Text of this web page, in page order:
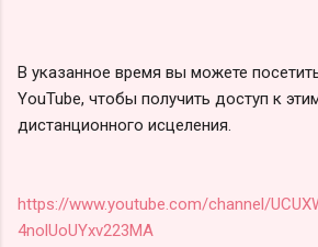
В указанное время вы можете
YouTube, чтобы получить доступ к
дистанционного исцеления.
https://www.youtube.com/channel/
4nolUoUYxv223MA